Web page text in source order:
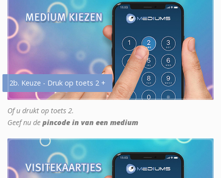
2b. Keuze - Druk op toets 2 +
Of u drukt op toets 2.
Geef nu de pincode in van een medium